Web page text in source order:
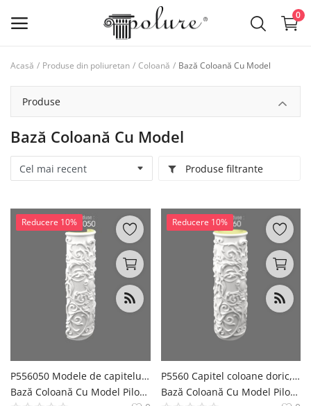
0
Produse din poliuretan
lista de dorințe
Contact
Log in
Inregistreaza-te
Romanian
Acasă Produse din poliuretan Coloană Bază Coloană Cu Model
Produse
Bază Coloană Cu Model
Produse filtrante
Reducere 10%
P556050 Modele de capiteluri coloana din poliuretan. Coloane si capiteluri dorice, corintice
Bază Coloană Cu Model Pilon decorativ pentru decorare interioară și exterioară polure
Reducere 10%
P5560 Capitel coloane doric, corintic din poliuretan
Bază Coloană Cu Model Pilon decorativ pentru decorare interioară și exterioară polure